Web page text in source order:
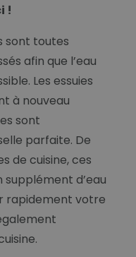
!
sont toutes
afin que l’eau
Les essuies
à nouveau
sont
parfaite. De
de cuisine, ces
d’eau
rapidement votre